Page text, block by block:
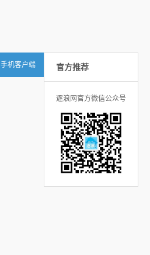
手机客户端 官方推荐
逐浪网官方微信公众号